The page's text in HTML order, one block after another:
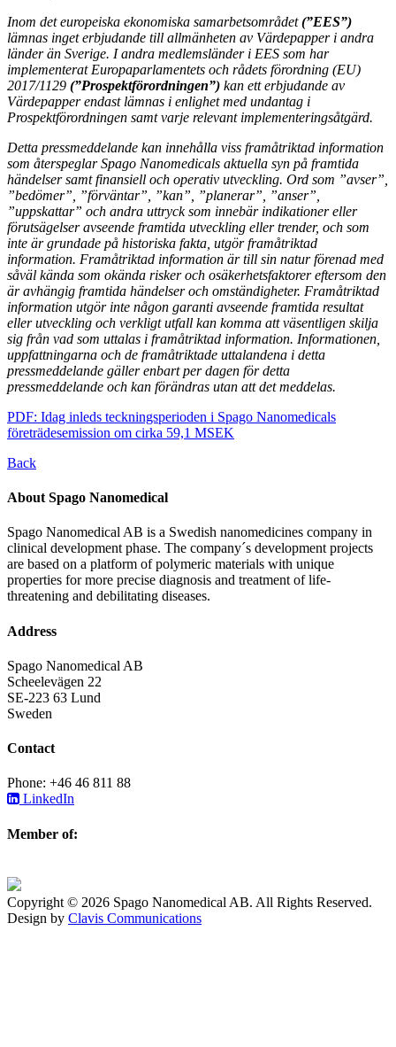
Inom det europeiska ekonomiska samarbetsområdet(”EES”)
lämnas inget erbjudande till allmänheten av Värdepapper i andra
länder än Sverige. I andra medlemsländer i EES som har
implementerat Europaparlamentets och rådets förordning (EU)
2017/1129 (”Prospektförordningen”) kan ett erbjudande av
Värdepapper endast lämnas i enlighet med undantag i
Prospektförordningen samt varje relevant implementeringsåtgärd.
Detta pressmeddelande kan innehålla viss framåtriktad information
som återspeglar Spago Nanomedicals aktuella syn på framtida
händelser samt finansiell och operativ utveckling. Ord som ”avser”,
”bedömer”, ”förväntar”, ”kan”, ”planerar”, ”anser”,
”uppskattar” och andra uttryck som innebär indikationer eller
förutsägelser avseende framtida utveckling eller trender, och som
inte är grundade på historiska fakta, utgör framåtriktad
information. Framåtriktad information är till sin natur förenad med
såväl kända som okända risker och osäkerhetsfaktorer eftersom den
är avhängig framtida händelser och omständigheter. Framåtriktad
information utgör inte någon garanti avseende framtida resultat
eller utveckling och verkligt utfall kan komma att väsentligen skilja
sig från vad som uttalas i framåtriktad information. Informationen,
uppfattningarna och de framåtriktade uttalandena i detta
pressmeddelande gäller enbart per dagen för detta
pressmeddelande och kan förändras utan att det meddelas.
PDF: Idag inleds teckningsperioden i Spago Nanomedicals
företrädesemission om cirka 59,1 MSEK
Back
About Spago Nanomedical
Spago Nanomedical AB is a Swedish nanomedicines company in
clinical development phase. The company´s development projects
are based on a platform of polymeric materials with unique
properties for more precise diagnosis and treatment of life-
threatening and debilitating diseases.
Address
Spago Nanomedical AB
Scheelevägen 22
SE-223 63 Lund
Sweden
Contact
Phone: +46 46 811 88
LinkedIn
Member of:
Copyright © 2026 Spago Nanomedical AB. All Rights Reserved.
Design by Clavis Communications